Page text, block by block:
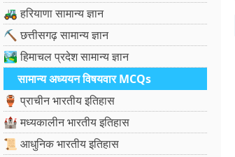
🚜 हरियाणा सामान्य ज्ञान
⛏️ छत्तीसगढ़ सामान्य ज्ञान
🏞️ हिमाचल प्रदेश सामान्य ज्ञान
सामान्य अध्ययन विषयवार MCQs
🏺 प्राचीन भारतीय इतिहास
🏰 मध्यकालीन भारतीय इतिहास
📜 आधुनिक भारतीय इतिहास